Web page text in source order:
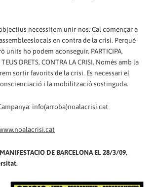
necessitem unir-nos. Cal començar a
en contra de la crisi. Perquè
units ho podem aconseguir. PARTICIPA,
DRETS, CONTRA LA CRISI. Només amb la
sortir favorits de la crisi. Es necessari el
i la mobilització sostinguda.
info(arroba)noalacrisi.cat
DE BARCELONA EL 28/3/09,